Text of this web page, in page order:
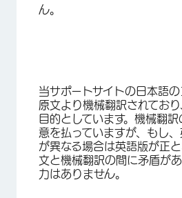
ん。
当サポートサイトの日本語
原文より機械翻訳されてお
目的としています。機械翻
意を払っていますが、もし
が異なる場合は英語版が正
文と機械翻訳の間に矛盾が
力はありません。